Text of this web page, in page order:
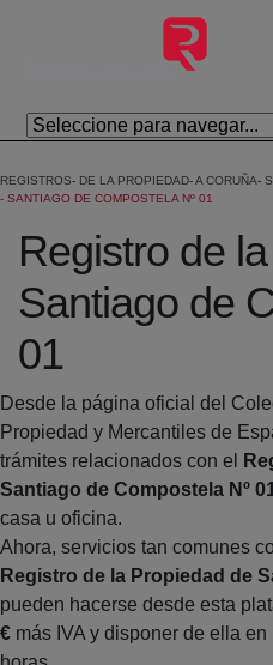
Salta al contingut principal
REGISTROS DE LA PROPIEDAD A CORUÑA
SANTIAGO DE COMPOSTELA Nº 01
Registro de
Santiago de
01
Desde la página oficial del
Propiedad y Mercantiles de
trámites relacionados con el
Santiago de Compostela Nº
casa u oficina.
Ahora, servicios tan comunes
Registro de la Propiedad de
pueden hacerse desde esta
€ más IVA y disponer de ella